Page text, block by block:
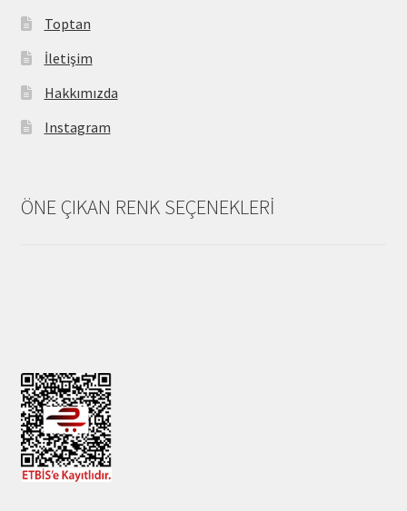
Toptan
İletişim
Hakkımızda
Instagram
ÖNE ÇIKAN RENK SEÇENEKLERİ